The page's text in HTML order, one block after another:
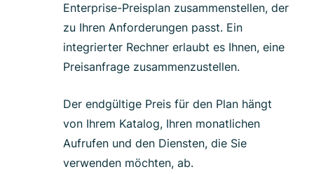
Enterprise-Preisplan zusammenstellen, der
zu Ihren Anforderungen passt. Ein
integrierter Rechner erlaubt es Ihnen, eine
Preisanfrage zusammenzustellen.
Der endgültige Preis für den Plan hängt
von Ihrem Katalog, Ihren monatlichen
Aufrufen und den Diensten, die Sie
verwenden möchten, ab.